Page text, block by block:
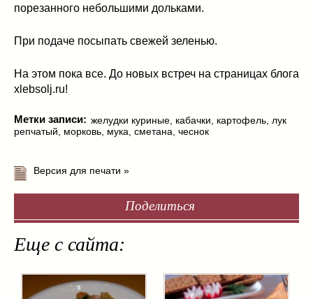
порезанного небольшими дольками.
При подаче посыпать свежей зеленью.
На этом пока все. До новых встреч на страницах блога
xlebsolj.ru!
Метки записи: желудки куриные кабачки картофель лук
репчатый
морковь мука сметана чеснок
Версия для печати »
Поделиться
Еще с сайта: